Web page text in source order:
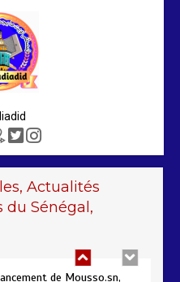
Actualités
du Sénégal,
en cause
208
FMI : les discussions se
autour du rapport ROSC
221
de Mousso.sn,
pour mieux visibiliser